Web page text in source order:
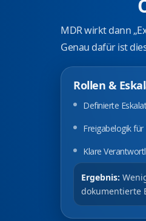
MDR wirkt dann
Genau dafür ist
Rollen &
Definierte
Freigabelogik
Klare
Ergebnis:
dokumentierte